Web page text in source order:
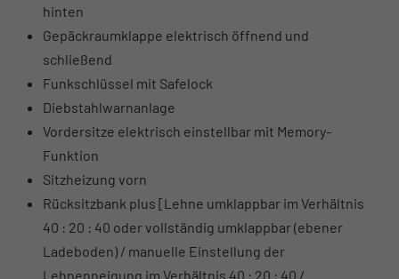
hinten
Gepäckraumklappe elektrisch öffnend und
schließend
Funkschlüssel mit Safelock
Diebstahlwarnanlage
Vordersitze elektrisch einstellbar mit Memory-
Funktion
Sitzheizung vorn
Rücksitzbank plus [Lehne umklappbar im Verhältnis
40 : 20 : 40 oder vollständig umklappbar (ebener
Ladeboden) / manuelle Einstellung der
Lehnenneigung im Verhältnis 40 : 20 : 40 /